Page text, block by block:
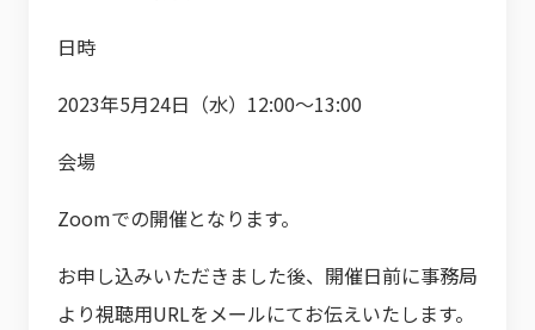
日時
2023年5月24日（水）12:00～13:00
会場
Zoomでの開催となります。
お申し込みいただきました後、開催日前に事務局
より視聴用URLをメールにてお伝えいたします。